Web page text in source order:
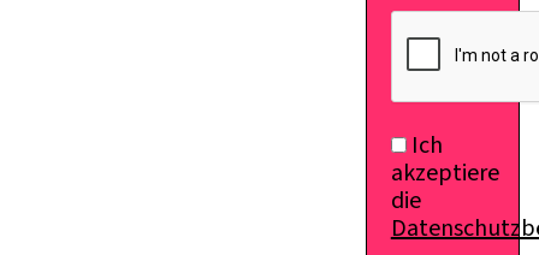
Ich
akzeptiere
die